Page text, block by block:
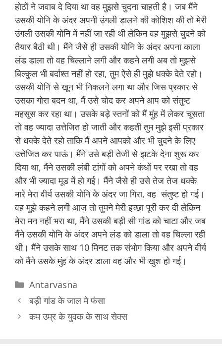
होठों ने जवाब दे दिया था वह मुझसे चुदना चाहती है। जब मैंने
उसकी योनि के अंदर अपनी उंगली डालने की कोशिश की तो मेरी
उंगली उसकी योनि में नहीं जा रही थी लेकिन वह मुझसे चुदने को
तैयार बैठी थी। मैंने जैसे ही उसकी योनि के अंदर अपना काला
लंड डाला तो वह चिल्लाने लगी और कहने लगी अब तो मुझसे
बिल्कुल भी बर्दाश्त नहीं हो रहा, तुम ऐसे ही मुझे धक्के देते रहो।
उसकी योनि से खून भी निकलने लगा था और जिस प्रकार से
उसका गोरा बदन था, मैं उसे चोद कर अपने आप को संतुष्ट
महसूस कर रहा था। उसके बड़े स्तनों को मैं मुंह में लेकर चूसता
तो वह ज्यादा उत्तेजित हो जाती और कहती तुम मुझे इसी प्रकार
से धक्के देते रहो ताकि मैं अपने आपको और भी चुदने के लिए
उत्तेजित कर पाऊं। मैंने उसे बड़ी तेजी से झटके देना शुरू कर
दिया था, मैंने उसकी लंबी टांगों को अपने कंधों पर रखा तो वह
और भी ज्यादा मूड में हो गई। मैंने जैसे ही उसे तेज तेज धक्के
मारे मेरा वीर्य उसकी योनि के अंदर जा गिरा, वह संतुष्ट हो गई।
वह मुझे कहने लगी आज तो तुमने मेरी इच्छा पूरी कर दी लेकिन
मेरा मन नहीं भरा था, मैंने उसकी बड़ी सी गांड को चाटा और जब
मैंने उसकी योनि के अंदर अपने लंड को डाला तो वह चिल्ला रही
थी। मैंने उसके साथ 10 मिनट तक संभोग किया और अपने वीर्य
को मैंने उसके मुंह के अंदर डाला वह और भी खुश हो गई।
Categories
Antarvasna
बड़ी गांड के जाल मे फंसा
कम उम्र के युवक के साथ सेक्स